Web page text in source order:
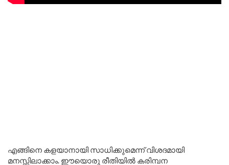
എങ്ങിനെ കളയാനായി സാധിക്കുമെന്ന് വിശദമായി
മനസ്സിലാക്കാം. ഈയൊരു രീതിയിൽ കരിമ്പന